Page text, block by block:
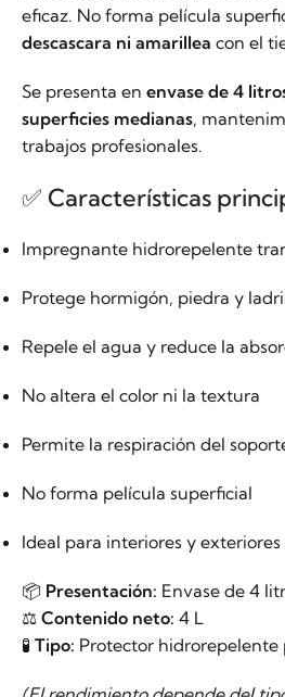
eficaz. No forma película
descascara ni amarillea con el
Se presenta en envase de 4
superficies medianas,
trabajos profesionales.
✅ Características
Impregnante hidrorepelente
Protege hormigón, piedra y
Repele el agua y reduce la
No altera el color ni la textura
Permite la respiración del
No forma película superficial
Ideal para interiores y exteriores
📦 Presentación: Envase de 4
⚖️ Contenido neto: 4 L
🧪 Tipo: Protector